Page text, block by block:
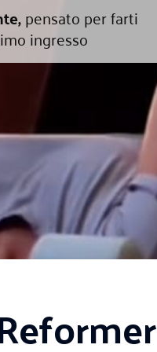
pensato per farti
ingresso